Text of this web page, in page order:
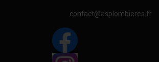
contact@asplombieres.fr